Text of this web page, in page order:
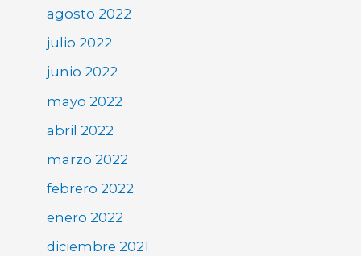
agosto 2022
julio 2022
junio 2022
mayo 2022
abril 2022
marzo 2022
febrero 2022
enero 2022
diciembre 2021